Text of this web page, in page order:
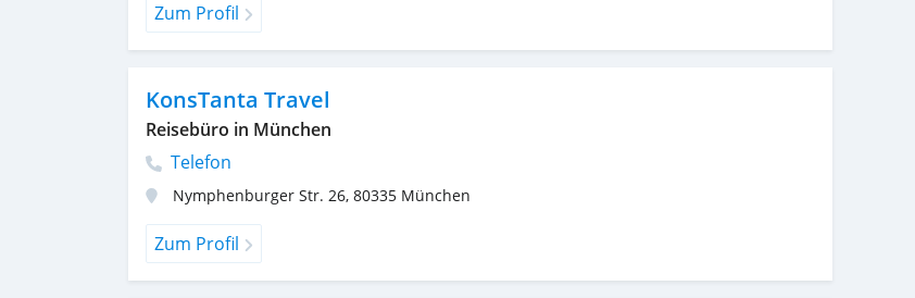
Zum Profil
KonsTanta Travel
Reisebüro in München
Telefon
Nymphenburger Str. 26, 80335 München
Zum Profil